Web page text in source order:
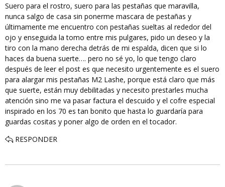
Suero para el rostro, suero para las pestañas que maravilla,
nunca salgo de casa sin ponerme mascara de pestañas y
últimamente me encuentro con pestañas sueltas al rededor del
ojo y enseguida la tomo entre mis pulgares, pido un deseo y la
tiro con la mano derecha detrás de mi espalda, dicen que si lo
haces da buena suerte…. pero no sé yo, lo que tengo claro
después de leer el post es que necesito urgentemente es el suero
para alargar mis pestañas M2 Lashe, porque está claro que más
que suerte, están muy debilitadas y necesito prestarles mucha
atención sino me va pasar factura el descuido y el cofre especial
inspirado en los 70 es tan bonito que hasta lo guardaría para
guardas cositas y poner algo de orden en el tocador.
RESPONDER